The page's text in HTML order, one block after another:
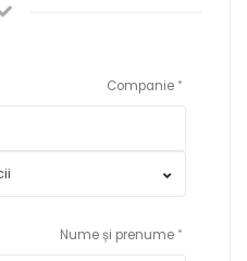
Companie
Nume și prenume